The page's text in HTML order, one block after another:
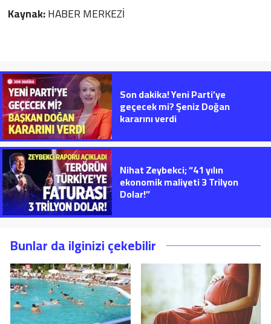
Kaynak:HABER MERKEZİ
Son dakika! Yeni Parti’ye
geçecek mi? Şeniz Doğan
kararını verdi
Nihat Zeybekci; “41 yılın
ekonomik maliyeti 3 Trilyon
Dolar!”
Bunlar da ilginizi çekebilir